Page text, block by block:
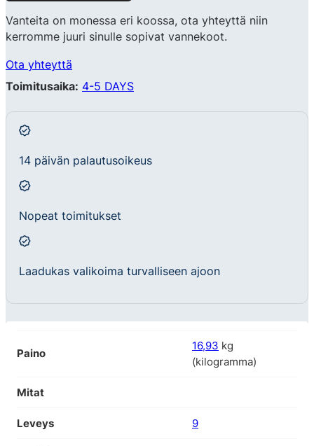
Vanteita on monessa eri koossa, ota yhteyttä niin
kerromme juuri sinulle sopivat vannekoot.
Ota yhteyttä
Toimitusaika: 4-5 DAYS
14 päivän palautusoikeus
Nopeat toimitukset
Laadukas valikoima turvalliseen ajoon
Paino
16,93 kg
(kilogramma)
Mitat
Leveys 9